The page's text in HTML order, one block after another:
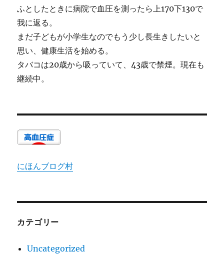
ふとしたときに病院で血圧を測ったら上170下130で
我に返る。
まだ子どもが小学生なのでもう少し長生きしたいと
思い、健康生活を始める。
タバコは20歳から吸っていて、43歳で禁煙。現在も
継続中。
にほんブログ村
カテゴリー
Uncategorized